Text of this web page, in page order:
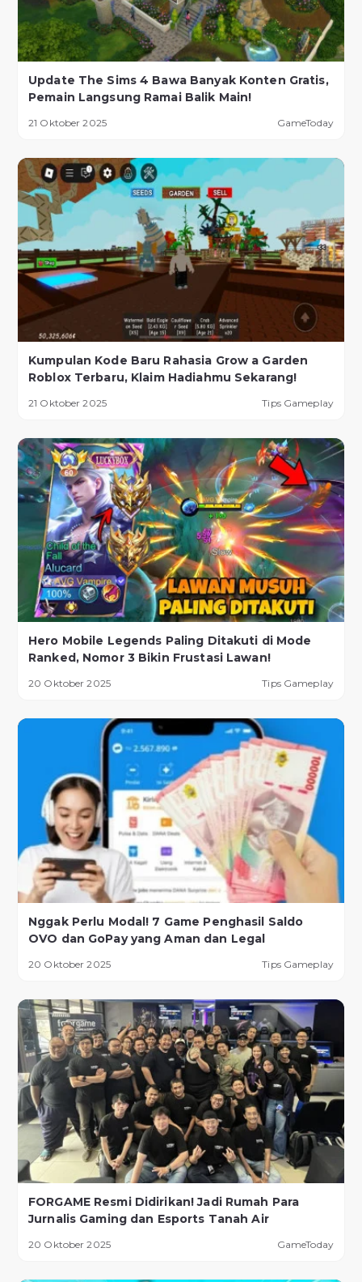
Update The Sims 4 Bawa Banyak Konten Gratis,
Pemain Langsung Ramai Balik Main!
21 Oktober 2025 GameToday
Kumpulan Kode Baru Rahasia Grow a Garden
Roblox Terbaru, Klaim Hadiahmu Sekarang!
21 Oktober 2025 Tips Gameplay
Hero Mobile Legends Paling Ditakuti di Mode
Ranked, Nomor 3 Bikin Frustasi Lawan!
20 Oktober 2025 Tips Gameplay
Nggak Perlu Modal! 7 Game Penghasil Saldo
OVO dan GoPay yang Aman dan Legal
20 Oktober 2025 Tips Gameplay
FORGAME Resmi Didirikan! Jadi Rumah Para
Jurnalis Gaming dan Esports Tanah Air
20 Oktober 2025 GameToday